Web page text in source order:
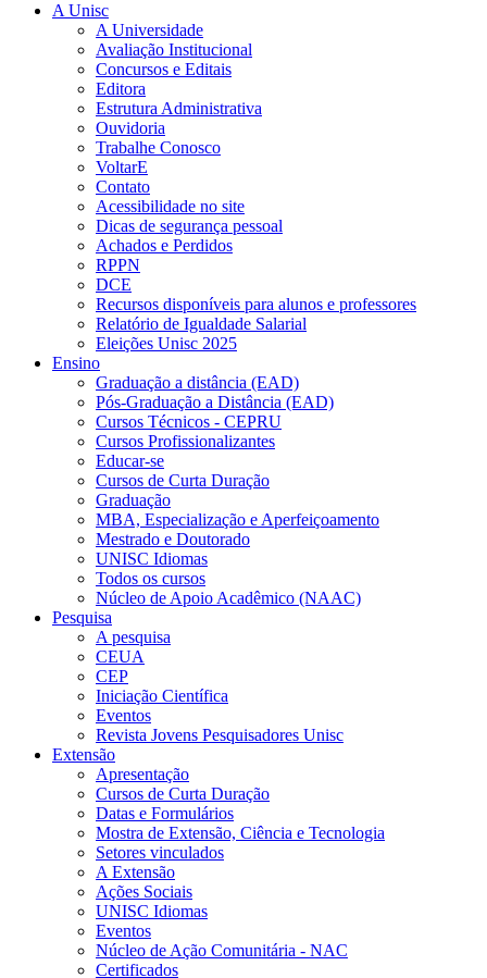
A Unisc
A Universidade
Avaliação Institucional
Concursos e Editais
Editora
Estrutura Administrativa
Ouvidoria
Trabalhe Conosco
VoltarE
Contato
Acessibilidade no site
Dicas de segurança pessoal
Achados e Perdidos
RPPN
DCE
Recursos disponíveis para alunos e professores
Relatório de Igualdade Salarial
Eleições Unisc 2025
Ensino
Graduação a distância (EAD)
Pós-Graduação a Distância (EAD)
Cursos Técnicos - CEPRU
Cursos Profissionalizantes
Educar-se
Cursos de Curta Duração
Graduação
MBA, Especialização e Aperfeiçoamento
Mestrado e Doutorado
UNISC Idiomas
Todos os cursos
Núcleo de Apoio Acadêmico (NAAC)
Pesquisa
A pesquisa
CEUA
CEP
Iniciação Científica
Eventos
Revista Jovens Pesquisadores Unisc
Extensão
Apresentação
Cursos de Curta Duração
Datas e Formulários
Mostra de Extensão, Ciência e Tecnologia
Setores vinculados
A Extensão
Ações Sociais
UNISC Idiomas
Eventos
Núcleo de Ação Comunitária - NAC
Certificados